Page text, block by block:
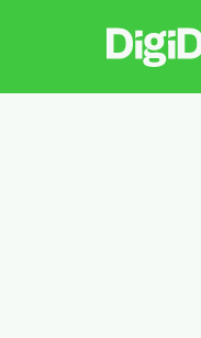
Till startsidan